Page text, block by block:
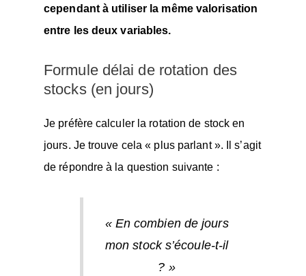
cependant à utiliser la même valorisation
entre les deux variables.
Formule délai de rotation des
stocks (en jours)
Je préfère calculer la rotation de stock en
jours. Je trouve cela « plus parlant ». Il s’agit
de répondre à la question suivante :
« En combien de jours
mon stock s’écoule-t-il
? »